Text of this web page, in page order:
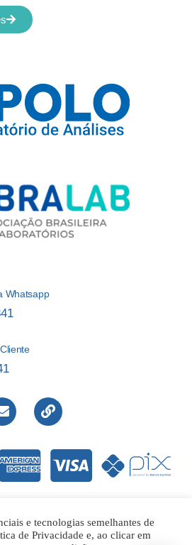
Whatsapp
e tecnologias semelhantes de
de Privacidade e, ao clicar em